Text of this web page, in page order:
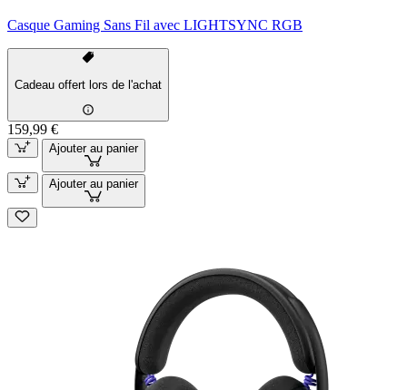
Casque Gaming Sans Fil avec LIGHTSYNC RGB
Cadeau offert lors de l'achat
159,99 €
Ajouter au panier
Ajouter au panier